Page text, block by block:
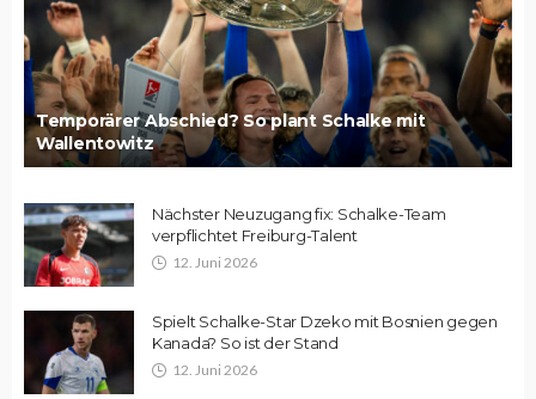
Temporärer Abschied? So plant Schalke mit
Wallentowitz
Nächster Neuzugang fix: Schalke-Team
verpflichtet Freiburg-Talent
12. Juni 2026
Spielt Schalke-Star Dzeko mit Bosnien gegen
Kanada? So ist der Stand
12. Juni 2026